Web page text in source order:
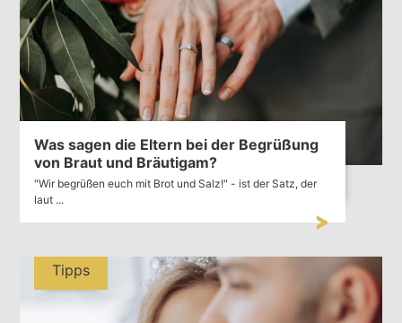
Was sagen die Eltern bei der Begrüßung
von Braut und Bräutigam?
"Wir begrüßen euch mit Brot und Salz!" - ist der Satz, der
laut ...
Tipps